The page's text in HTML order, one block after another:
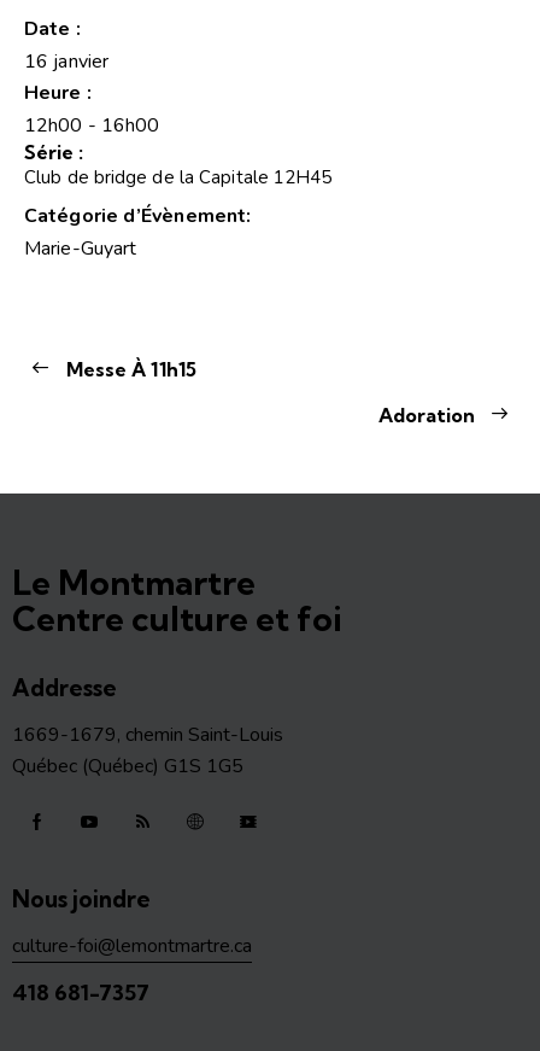
Date :
16 janvier
Heure :
12h00 - 16h00
Série :
Club de bridge de la Capitale 12H45
Catégorie d’Évènement:
Marie-Guyart
Messe À 11h15
Adoration
Le Montmartre
Centre culture et foi
Addresse
1669-1679, chemin Saint-Louis
Québec (Québec) G1S 1G5
Nous joindre
culture-foi@lemontmartre.ca
418 681-7357